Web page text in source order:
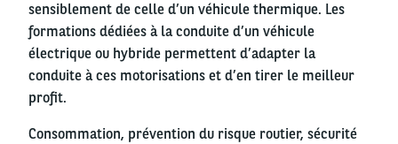
sensiblement de celle d’un véhicule thermique. Les
formations dédiées à la conduite d’un véhicule
électrique ou hybride permettent d’adapter la
conduite à ces motorisations et d’en tirer le meilleur
profit.
Consommation, prévention du risque routier, sécurité